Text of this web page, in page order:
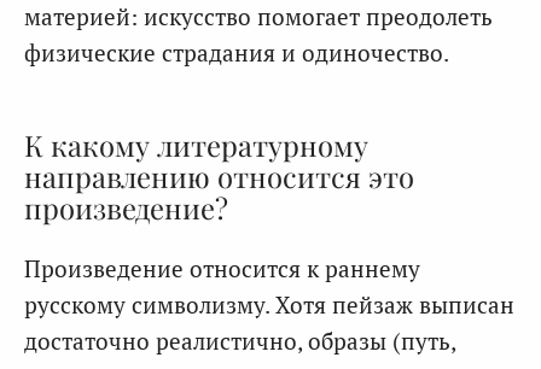
материей: искусство помогает преодолеть
физические страдания и одиночество.
К какому литературному
направлению относится это
произведение?
Произведение относится к раннему
русскому символизму. Хотя пейзаж выписан
достаточно реалистично, образы (путь,